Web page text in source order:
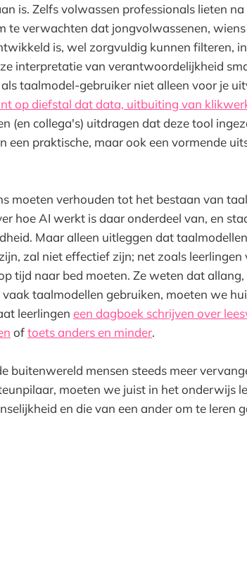
is. Zelfs volwassen professionals lieten
te verwachten dat jongvolwassenen,
is, wel zorgvuldig kunnen filteren,
interpretatie van verantwoordelijkheid
taalmodel-gebruiker niet alleen voor je
op diefstal dat data, uitbuiting van
(en collega's) uitdragen dat deze tool
een praktische, maar ook een vormende
moeten verhouden tot het bestaan van
hoe AI werkt is daar onderdeel van, en
Maar alleen uitleggen dat
zal niet effectief zijn; net zoals leerlingen
tijd naar bed moeten. Ze weten dat
taalmodellen gebruiken, moeten we
leerlingen een dagboek schrijven over
oftoets anders en minder.
buitenwereld mensen steeds meer
moeten we juist in het onderwijs
en die van een ander om te leren